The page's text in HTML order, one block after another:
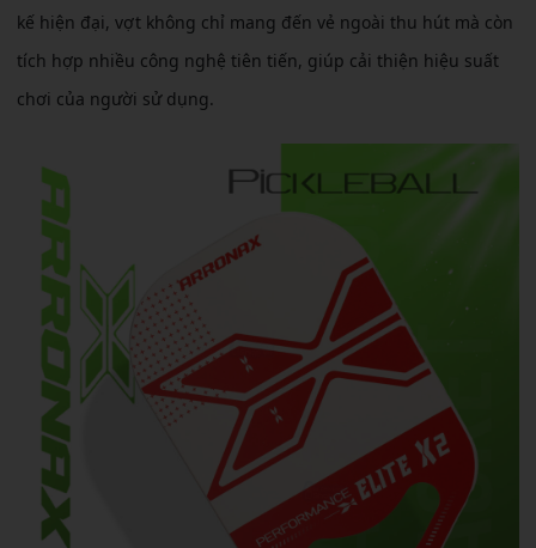
kế hiện đại, vợt không chỉ mang đến vẻ ngoài thu hút mà còn
tích hợp nhiều công nghệ tiên tiến, giúp cải thiện hiệu suất
chơi của người sử dụng.